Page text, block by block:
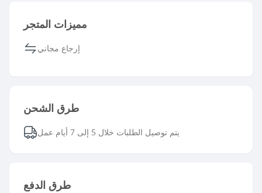
مميزات المتجر
إرجاع مجاني
طرق الشحن
يتم توصيل الطلبات خلال 5 إلى 7 أيام عمل
طرق الدفع